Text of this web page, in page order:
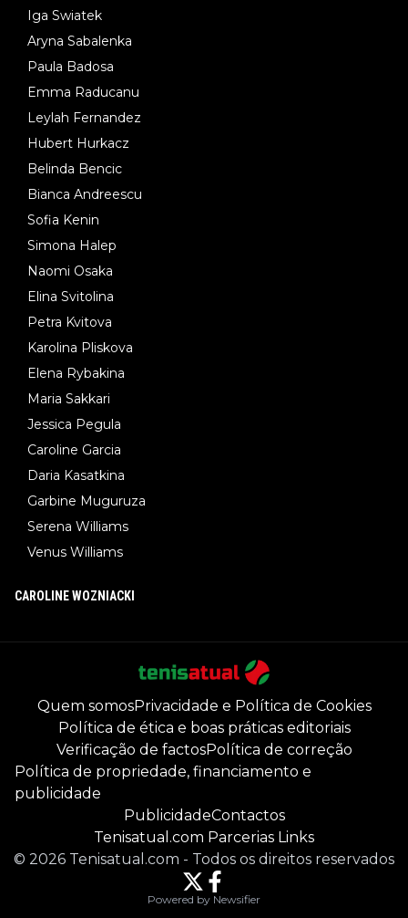
Iga Swiatek
Aryna Sabalenka
Paula Badosa
Emma Raducanu
Leylah Fernandez
Hubert Hurkacz
Belinda Bencic
Bianca Andreescu
Sofia Kenin
Simona Halep
Naomi Osaka
Elina Svitolina
Petra Kvitova
Karolina Pliskova
Elena Rybakina
Maria Sakkari
Jessica Pegula
Caroline Garcia
Daria Kasatkina
Garbine Muguruza
Serena Williams
Venus Williams
CAROLINE WOZNIACKI
Quem somosPrivacidade e Política de Cookies
Política de ética e boas práticas editoriais
Verificação de factosPolítica de correção
Política de propriedade, financiamento e
publicidade
PublicidadeContactos
Tenisatual.com Parcerias Links
© 2026 Tenisatual.com - Todos os direitos reservados
Powered by Newsifier